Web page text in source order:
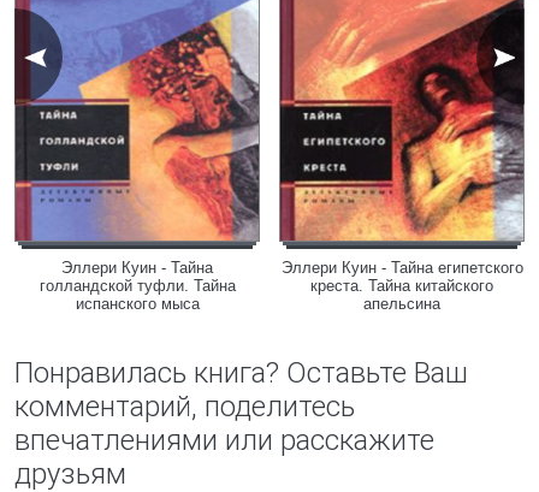
Эллери Куин - Тайна
голландской туфли. Тайна
испанского мыса
Эллери Куин - Тайна египетского
креста. Тайна китайского
апельсина
Понравилась книга? Оставьте Ваш
комментарий, поделитесь
впечатлениями или расскажите
друзьям